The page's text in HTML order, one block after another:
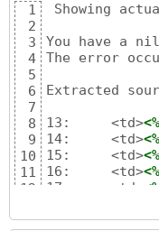
1
2
3
4
5
6
7
8
9
10
11
12
14
Showing
You have a
The error
Extracted
13:     <td><%
14:     <td><%
15:     <td><%
16:     <td><%
17:     <td>
<%
19:     <td><%